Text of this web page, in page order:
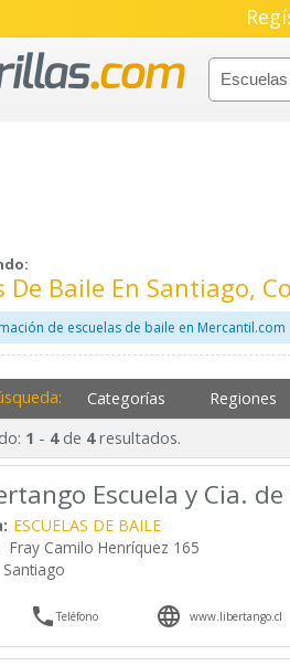
De Baile En Santiago,
de escuelas de baile en Mercantil.com
Categorías Regiones
1 - 4de 4resultados.
Escuela y Cia.
ESCUELAS DE BAILE
Fray Camilo Henríquez 165
Santiago
Teléfono  www.libertango.cl